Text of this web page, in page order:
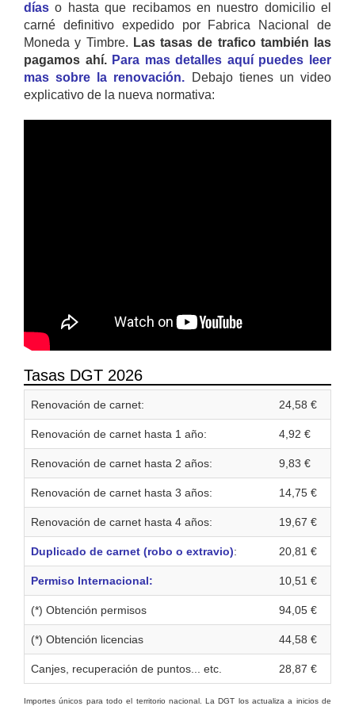
días o hasta que recibamos en nuestro domicilio el
carné definitivo expedido por Fabrica Nacional de
Moneda y Timbre. Las tasas de trafico también las
pagamos ahí. Para mas detalles aquí puedes leer
mas sobre la renovación. Debajo tienes un video
explicativo de la nueva normativa:
Tasas DGT 2026
Renovación de carnet: 24,58 €
Renovación de carnet hasta 1 año: 4,92 €
Renovación de carnet hasta 2 años: 9,83 €
Renovación de carnet hasta 3 años: 14,75 €
Renovación de carnet hasta 4 años: 19,67 €
Duplicado de carnet (robo o extravio): 20,81 €
Permiso Internacional: 10,51 €
(*) Obtención permisos 94,05 €
(*) Obtención licencias 44,58 €
Canjes, recuperación de puntos... etc. 28,87 €
Importes únicos para todo el territorio nacional. La DGT los actualiza a inicios de